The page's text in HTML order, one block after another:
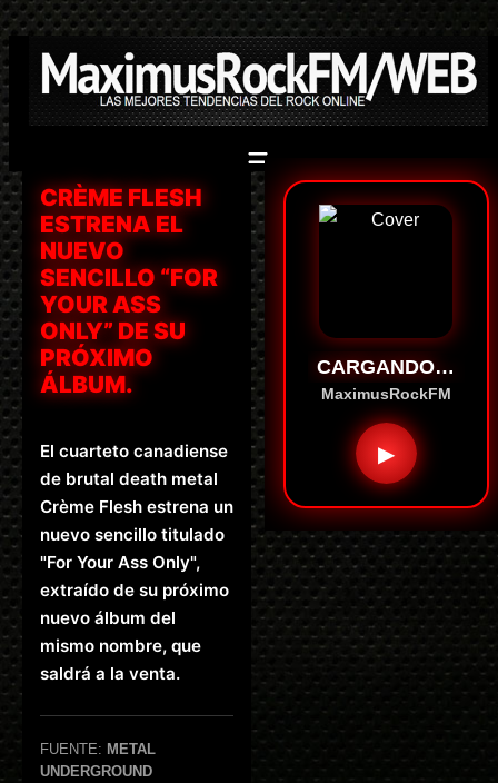
Saltar
al
contenido
CRÈME FLESH
ESTRENA EL
NUEVO
SENCILLO “FOR
YOUR ASS
ONLY” DE SU
PRÓXIMO
ÁLBUM.
El cuarteto canadiense
de brutal death metal
Crème Flesh estrena un
nuevo sencillo titulado
"For Your Ass Only",
extraído de su próximo
nuevo álbum del
mismo nombre, que
saldrá a la venta.
FUENTE: METAL
UNDERGROUND
CARGANDO…
MaximusRockFM
▶